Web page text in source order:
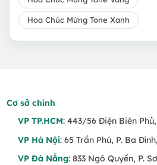
Hoa Chúc Mừng Tone Xanh
Cơ sở chính
VP TP.HCM: 443/56 Điện Biên Phủ,
VP Hà Nội: 65 Trần Phú, P. Ba
VP Đà Nẵng: 833 Ngô Quyền, P.